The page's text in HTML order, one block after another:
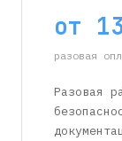
от
разовая
Разовая